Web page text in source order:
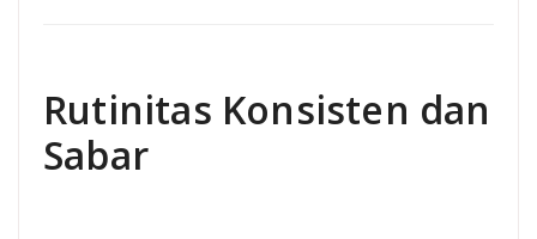
Rutinitas Konsisten dan
Sabar